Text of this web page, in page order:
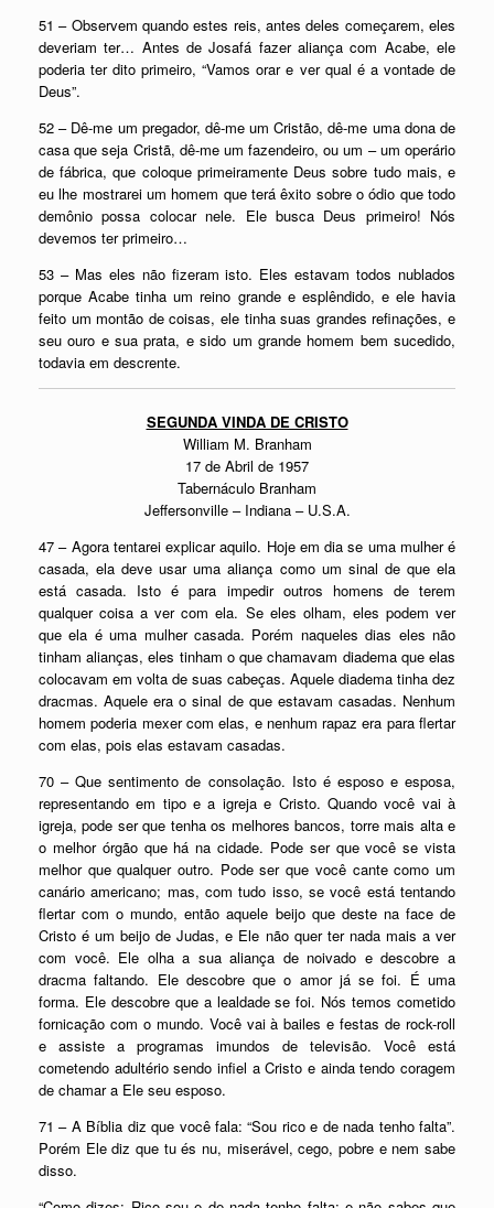
51 – Observem quando estes reis, antes deles começarem, eles
deveriam ter… Antes de Josafá fazer aliança com Acabe, ele
poderia ter dito primeiro, “Vamos orar e ver qual é a vontade de
Deus”.
52 – Dê-me um pregador, dê-me um Cristão, dê-me uma dona de
casa que seja Cristã, dê-me um fazendeiro, ou um – um operário
de fábrica, que coloque primeiramente Deus sobre tudo mais, e
eu lhe mostrarei um homem que terá êxito sobre o ódio que todo
demônio possa colocar nele. Ele busca Deus primeiro! Nós
devemos ter primeiro…
53 – Mas eles não fizeram isto. Eles estavam todos nublados
porque Acabe tinha um reino grande e esplêndido, e ele havia
feito um montão de coisas, ele tinha suas grandes refinações, e
seu ouro e sua prata, e sido um grande homem bem sucedido,
todavia em descrente.
SEGUNDA VINDA DE CRISTO
William M. Branham
17 de Abril de 1957
Tabernáculo Branham
Jeffersonville – Indiana – U.S.A.
47 – Agora tentarei explicar aquilo. Hoje em dia se uma mulher é
casada, ela deve usar uma aliança como um sinal de que ela
está casada. Isto é para impedir outros homens de terem
qualquer coisa a ver com ela. Se eles olham, eles podem ver
que ela é uma mulher casada. Porém naqueles dias eles não
tinham alianças, eles tinham o que chamavam diadema que elas
colocavam em volta de suas cabeças. Aquele diadema tinha dez
dracmas. Aquele era o sinal de que estavam casadas. Nenhum
homem poderia mexer com elas, e nenhum rapaz era para flertar
com elas, pois elas estavam casadas.
70 – Que sentimento de consolação. Isto é esposo e esposa,
representando em tipo e a igreja e Cristo. Quando você vai à
igreja, pode ser que tenha os melhores bancos, torre mais alta e
o melhor órgão que há na cidade. Pode ser que você se vista
melhor que qualquer outro. Pode ser que você cante como um
canário americano; mas, com tudo isso, se você está tentando
flertar com o mundo, então aquele beijo que deste na face de
Cristo é um beijo de Judas, e Ele não quer ter nada mais a ver
com você. Ele olha a sua aliança de noivado e descobre a
dracma faltando. Ele descobre que o amor já se foi. É uma
forma. Ele descobre que a lealdade se foi. Nós temos cometido
fornicação com o mundo. Você vai à bailes e festas de rock-roll
e assiste a programas imundos de televisão. Você está
cometendo adultério sendo infiel a Cristo e ainda tendo coragem
de chamar a Ele seu esposo.
71 – A Bíblia diz que você fala: “Sou rico e de nada tenho falta”.
Porém Ele diz que tu és nu, miserável, cego, pobre e nem sabe
disso.